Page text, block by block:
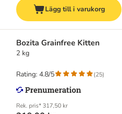
Lägg till i varukorg
Bozita Grainfree Kitten
2 kg
Rek. pris* 317,50 kr
Rating: 4.8/5 (25)